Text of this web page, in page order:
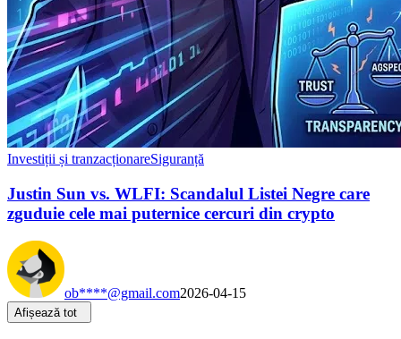
Investiții și tranzacționareSiguranță
Justin Sun vs. WLFI: Scandalul Listei Negre care
zguduie cele mai puternice cercuri din crypto
ob****@gmail.com2026-04-15
Afișează tot